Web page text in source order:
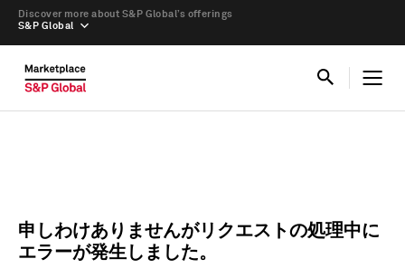
S&P Global
Discover more about S&P Global’s offerings
申しわけありませんがリクエストの処理中に
エラーが発生しました。